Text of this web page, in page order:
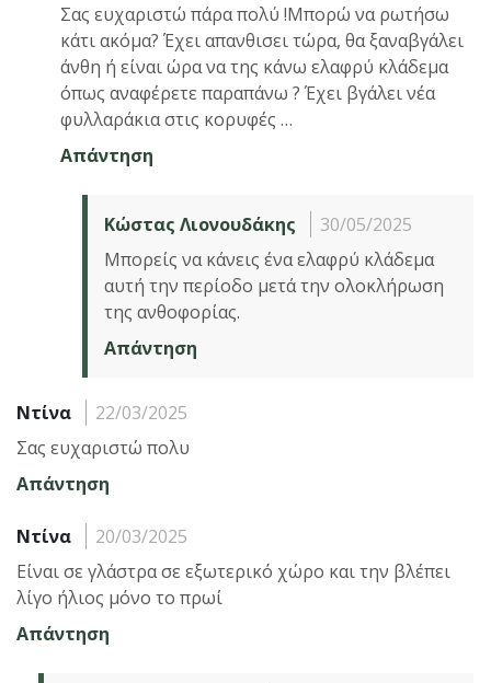
Σας ευχαριστώ πάρα πολύ !Μπορώ να ρωτήσω
κάτι ακόμα? Έχει απανθισει τώρα, θα ξαναβγάλει
άνθη ή είναι ώρα να της κάνω ελαφρύ κλάδεμα
όπως αναφέρετε παραπάνω ? Έχει βγάλει νέα
φυλλαράκια στις κορυφές …
Απάντηση
Κώστας Λιονουδάκης
30/05/2025
Μπορείς να κάνεις ένα ελαφρύ κλάδεμα
αυτή την περίοδο μετά την ολοκλήρωση
της ανθοφορίας.
Απάντηση
Ντίνα
22/03/2025
Σας ευχαριστώ πολυ
Απάντηση
Ντίνα
20/03/2025
Είναι σε γλάστρα σε εξωτερικό χώρο και την βλέπει
λίγο ήλιος μόνο το πρωί
Απάντηση